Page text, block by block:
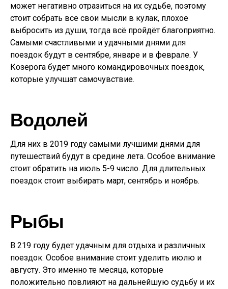
может негативно отразиться на их судьбе, поэтому
стоит собрать все свои мысли в кулак, плохое
выбросить из души, тогда всё пройдёт благоприятно.
Самыми счастливыми и удачными днями для
поездок будут в сентябре, январе и в феврале. У
Козерога будет много командировочных поездок,
которые улучшат самочувствие.
Водолей
Для них в 2019 году самыми лучшими днями для
путешествий будут в средине лета. Особое внимание
стоит обратить на июль 5-9 число. Для длительных
поездок стоит выбирать март, сентябрь и ноябрь.
Рыбы
В 219 году будет удачным для отдыха и различных
поездок. Особое внимание стоит уделить июлю и
августу. Это именно те месяца, которые
положительно повлияют на дальнейшую судьбу и их